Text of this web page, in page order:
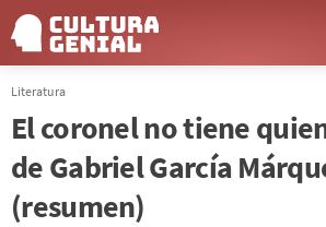
Literatura
El coronel no tiene
de Gabriel García
(resumen)